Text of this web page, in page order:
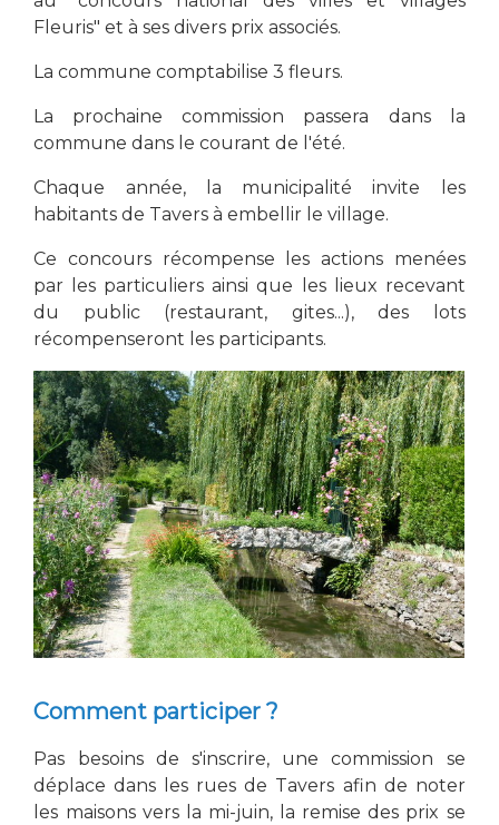
Fleuris" et à ses divers prix associés.
La commune comptabilise 3 fleurs.
La prochaine commission passera dans la
commune dans le courant de l'été.
Chaque année, la municipalité invite les
habitants de Tavers à embellir le village.
Ce concours récompense les actions menées
par les particuliers ainsi que les lieux recevant
du public (restaurant, gites...), des lots
récompenseront les participants.
Comment participer ?
Pas besoins de s'inscrire, une commission se
déplace dans les rues de Tavers afin de noter
les maisons vers la mi-juin, la remise des prix se